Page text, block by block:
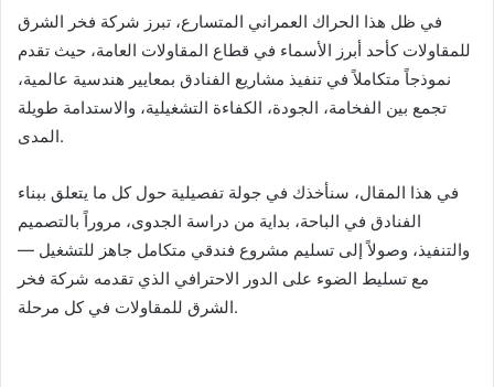
في ظل هذا الحراك العمراني المتسارع، تبرز شركة فخر الشرق
للمقاولات كأحد أبرز الأسماء في قطاع المقاولات العامة، حيث تقدم
نموذجاً متكاملاً في تنفيذ مشاريع الفنادق بمعايير هندسية عالمية،
تجمع بين الفخامة، الجودة، الكفاءة التشغيلية، والاستدامة طويلة
المدى.
في هذا المقال، سنأخذك في جولة تفصيلية حول كل ما يتعلق ببناء
الفنادق في الباحة، بداية من دراسة الجدوى، مروراً بالتصميم
والتنفيذ، وصولاً إلى تسليم مشروع فندقي متكامل جاهز للتشغيل —
مع تسليط الضوء على الدور الاحترافي الذي تقدمه شركة فخر
الشرق للمقاولات في كل مرحلة.